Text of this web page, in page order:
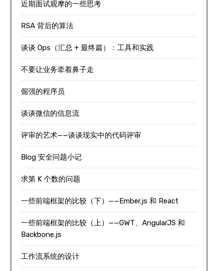
近期面试观摩的一些思考
RSA 背后的算法
谈谈 Ops（汇总 + 最终篇）：工具和实践
不要让业务牵着鼻子走
倔强的程序员
谈谈微信的信息流
评审的艺术——谈谈现实中的代码评审
Blog 安全问题小记
求第 K 个数的问题
一些前端框架的比较（下）——Ember.js 和 React
一些前端框架的比较（上）——GWT、AngularJS 和
Backbone.js
工作流系统的设计